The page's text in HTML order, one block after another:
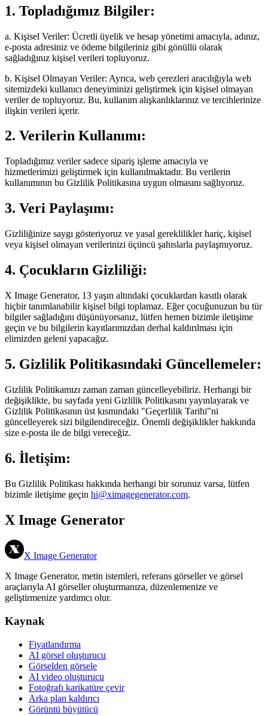
1. Topladığımız Bilgiler:
a. Kişisel Veriler: Ücretli üyelik ve hesap yönetimi amacıyla, adınız,
e-posta adresiniz ve ödeme bilgileriniz gibi gönüllü olarak
sağladığınız kişisel verileri topluyoruz.
b. Kişisel Olmayan Veriler: Ayrıca, web çerezleri aracılığıyla web
sitemizdeki kullanıcı deneyiminizi geliştirmek için kişisel olmayan
veriler de topluyoruz. Bu, kullanım alışkanlıklarınız ve tercihlerinize
ilişkin verileri içerir.
2. Verilerin Kullanımı:
Topladığımız veriler sadece sipariş işleme amacıyla ve
hizmetlerimizi geliştirmek için kullanılmaktadır. Bu verilerin
kullanımının bu Gizlilik Politikasına uygun olmasını sağlıyoruz.
3. Veri Paylaşımı:
Gizliliğinize saygı gösteriyoruz ve yasal gereklilikler hariç, kişisel
veya kişisel olmayan verilerinizi üçüncü şahıslarla paylaşmıyoruz.
4. Çocukların Gizliliği:
X Image Generator, 13 yaşın altındaki çocuklardan kasıtlı olarak
hiçbir tanımlanabilir kişisel bilgi toplamaz. Eğer çocuğunuzun bu tür
bilgiler sağladığını düşünüyorsanız, lütfen hemen bizimle iletişime
geçin ve bu bilgilerin kayıtlarımızdan derhal kaldırılması için
elimizden geleni yapacağız.
5. Gizlilik Politikasındaki Güncellemeler:
Gizlilik Politikamızı zaman zaman güncelleyebiliriz. Herhangi bir
değişiklikte, bu sayfada yeni Gizlilik Politikasını yayınlayarak ve
Gizlilik Politikasının üst kısmındaki "Geçerlilik Tarihi"ni
güncelleyerek sizi bilgilendireceğiz. Önemli değişiklikler hakkında
size e-posta ile de bilgi vereceğiz.
6. İletişim:
Bu Gizlilik Politikası hakkında herhangi bir sorunuz varsa, lütfen
bizimle iletişime geçin hi@ximagegenerator.com.
X Image Generator
X Image Generator
X Image Generator, metin istemleri, referans görseller ve görsel
araçlarıyla AI görseller oluşturmanıza, düzenlemenize ve
geliştirmenize yardımcı olur.
Kaynak
Fiyatlandırma
AI görsel oluşturucu
Görselden görsele
AI video oluşturucu
Fotoğrafı karikatüre çevir
Arka plan kaldırıcı
Görüntü büyütücü